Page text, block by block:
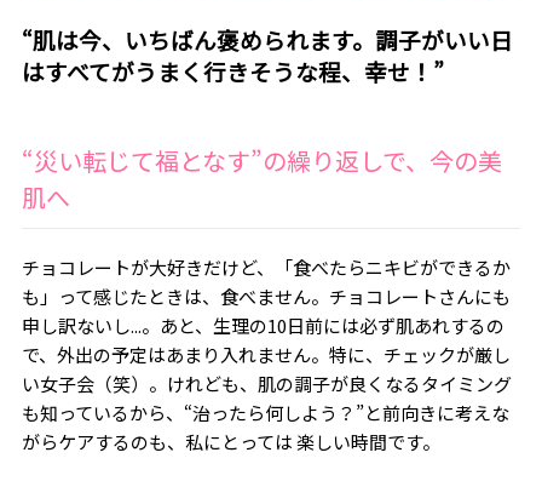
“肌は今、いちばん褒められます。調子がいい日
はすべてがうまく行きそうな程、幸せ！”
“災い転じて福となす”の繰り返しで、今の美
肌へ
チョコレートが大好きだけど、「食べたらニキビができるか
も」って感じたときは、食べません。チョコレートさんにも
申し訳ないし...。あと、生理の10日前には必ず肌あれするの
で、外出の予定はあまり入れません。特に、チェックが厳し
い女子会（笑）。けれども、肌の調子が良くなるタイミング
も知っているから、“治ったら何しよう？”と前向きに考えな
がらケアするのも、私にとっては 楽しい時間です。